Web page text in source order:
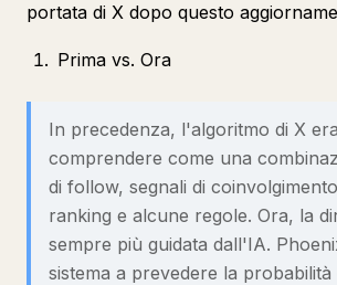
portata di X dopo questo
Prima vs. Ora
In precedenza, l'algoritmo di X
comprendere come una
di follow, segnali di
ranking e alcune regole. Ora, la
sempre più guidata dall'IA.
sistema a prevedere la